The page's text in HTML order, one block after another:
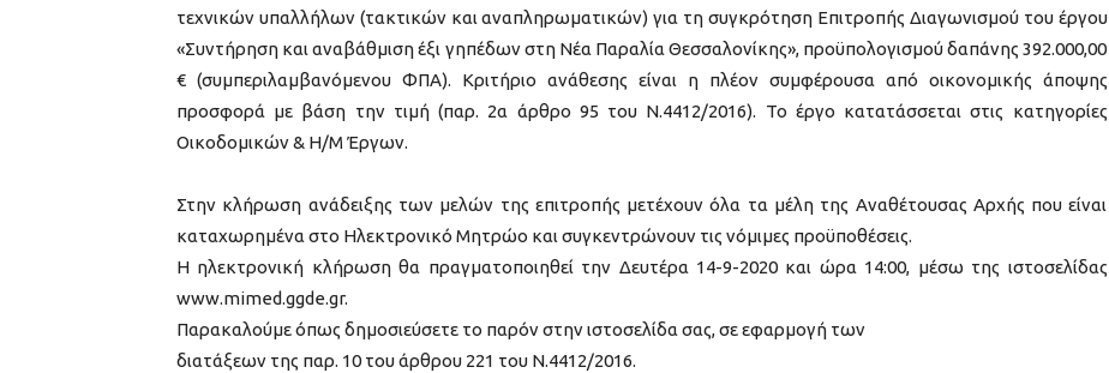
τεχνικών υπαλλήλων (τακτικών και αναπληρωματικών) για τη συγκρότηση Επιτροπής Διαγωνισμού του έργου
«Συντήρηση και αναβάθμιση έξι γηπέδων στη Νέα Παραλία Θεσσαλονίκης», προϋπολογισμού δαπάνης 392.000,00
€ (συμπεριλαμβανόμενου ΦΠΑ). Κριτήριο ανάθεσης είναι η πλέον συμφέρουσα από οικονομικής άποψης
προσφορά με βάση την τιμή (παρ. 2α άρθρο 95 του Ν.4412/2016). Το έργο κατατάσσεται στις κατηγορίες
Οικοδομικών & Η/Μ Έργων.
Στην κλήρωση ανάδειξης των μελών της επιτροπής μετέχουν όλα τα μέλη της Αναθέτουσας Αρχής που είναι
καταχωρημένα στο Ηλεκτρονικό Μητρώο και συγκεντρώνουν τις νόμιμες προϋποθέσεις.
Η ηλεκτρονική κλήρωση θα πραγματοποιηθεί την Δευτέρα 14-9-2020 και ώρα 14:00, μέσω της ιστοσελίδας
www.mimed.ggde.gr.
Παρακαλούμε όπως δημοσιεύσετε το παρόν στην ιστοσελίδα σας, σε εφαρμογή των
διατάξεων της παρ. 10 του άρθρου 221 του Ν.4412/2016.